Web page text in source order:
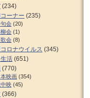
(234)
ーナー (235)
会 (20)
柳会 (1)
会 (8)
ロナウイルス (345)
活 (651)
(770)
本映画 (354)
映 (45)
(366)